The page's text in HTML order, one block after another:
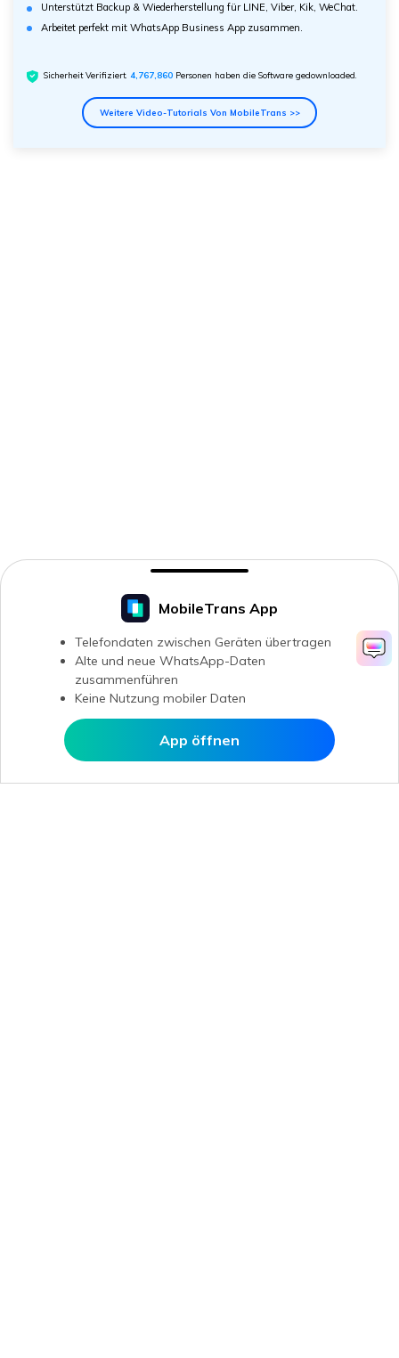
In MobileTrans öffnen
MobileTrans App
Telefondaten zwischen Geräten übertragen
Alte und neue WhatsApp-Daten
zusammenführen
Keine Nutzung mobiler Daten
App öffnen
Unterstützt Backup & Wiederherstellung für LINE, Viber, Kik, WeChat.
Arbeitet perfekt mit WhatsApp Business App zusammen.
Sicherheit Verifiziert.4,767,860 Personen haben die Software gedownloaded.
Weitere Video-Tutorials Von MobileTrans >>